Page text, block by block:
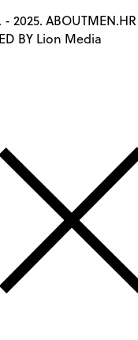
2025.
BY Lion Media